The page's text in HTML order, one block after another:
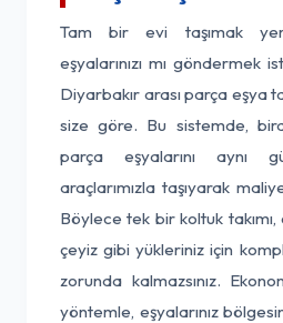
Tam bir evi taşımak
eşyalarınızı mı göndermek
Diyarbakır arası parça eşya
size göre. Bu sistemde,
parça eşyalarını aynı
araçlarımızla taşıyarak
Böylece tek bir koltuk
çeyiz gibi yükleriniz için
zorunda kalmazsınız.
yöntemle, eşyalarınız